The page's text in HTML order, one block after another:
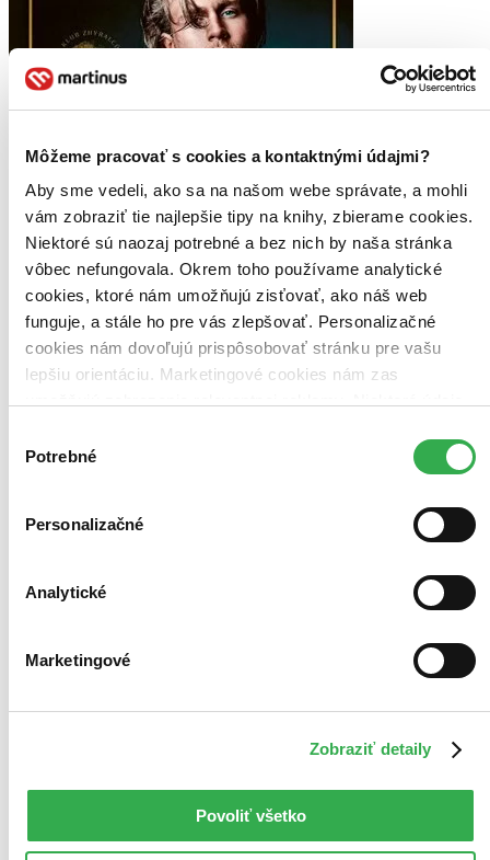
Môžeme pracovať s cookies a kontaktnými údajmi?
Aby sme vedeli, ako sa na našom webe správate, a mohli
vám zobraziť tie najlepšie tipy na knihy, zbierame cookies.
Niektoré sú naozaj potrebné a bez nich by naša stránka
vôbec nefungovala. Okrem toho používame analytické
cookies, ktoré nám umožňujú zisťovať, ako náš web
funguje, a stále ho pre vás zlepšovať. Personalizačné
cookies nám dovoľujú prispôsobovať stránku pre vašu
lepšiu orientáciu. Marketingové cookies nám zas
keby sme mohli používať všetky tieto cookies. Ďakujeme!
súhlasu
Potrebné
Personalizačné
Analytické
Marketingové
Zobraziť detaily
Povoliť všetko
Sara Cate
Jsem všivák. Playboy. Děvkař. Spím s každým, koho potkám, a
podnik, Klub zhýralců, a požádá mě, abych tam pracoval jako
stavbyvedoucí, jak bych mohl odmítnout? Právě teď jsme na...
Knihabrožovaná väzba
posledné kusy. Ak ju chcete mať rýchlo, ponáhľajte sa!
Dodanie ďalších môže trvať dlhšie, zvyčajne do 9 dní.
Vložiť do košíka